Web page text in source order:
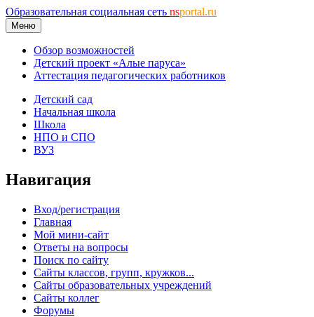
Образовательная социальная сеть nsportal.ru
Меню
Обзор возможностей
Детский проект «Алые паруса»
Аттестация педагогических работников
Детский сад
Начальная школа
Школа
НПО и СПО
ВУЗ
Навигация
Вход/регистрация
Главная
Мой мини-сайт
Ответы на вопросы
Поиск по сайту
Сайты классов, групп, кружков...
Сайты образовательных учреждений
Сайты коллег
Форумы